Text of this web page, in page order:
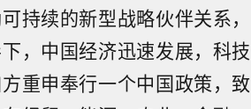
持续的新型战略伙伴关系，
，中国经济迅速发展，科技
重申奉行一个中国政策，致